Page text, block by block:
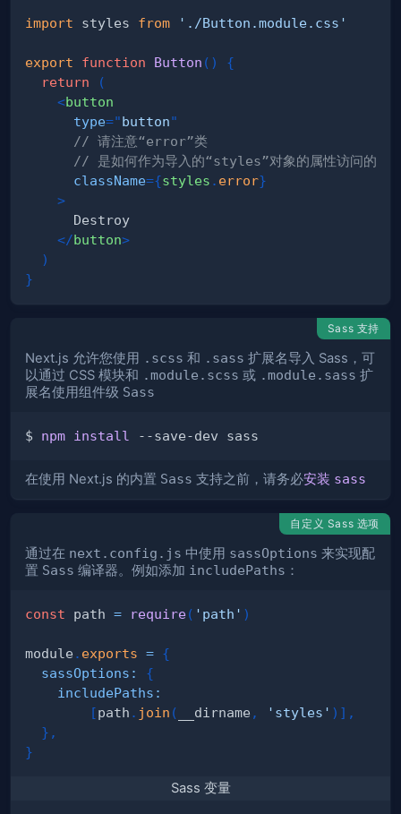
import styles from './Button.module.css'
export function Button ( )
{
return
(
<button
type="button"
// 请注意“error”类
// 是如何作为导入的“styles”对象的属性访问的
className={styles . error}
>
</button>
)
}
Sass 支持
Next.js 允许您使用 .scss 和 .sass 扩展名导入 Sass，可
以通过 CSS 模块和 .module.scss 或 .module.sass 扩
展名使用组件级 Sass
$ npm install
在使用 Next.js 的内置 Sass 支持之前，请务必安装 sass
自定义 Sass 选项
通过在 next.config.js 中使用 sassOptions 来实现配
置 Sass 编译器。例如添加 includePaths ：
const path = require( 'path' )
module . exports = {
sassOptions :
{
includePaths :
[path . join ( __dirname , 'styles' ) ] ,
} ,
}
Sass 变量